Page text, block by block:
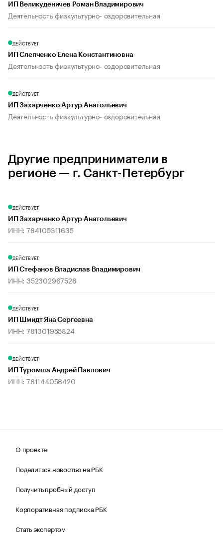
ИП Великуденичев Роман Владимирович
Деятельность физкультурно- оздоровительная
ДЕЙСТВУЕТ
ИП Слепченко Елена Константиновна
Деятельность физкультурно- оздоровительная
ДЕЙСТВУЕТ
ИП Захарченко Артур Анатольевич
Деятельность физкультурно- оздоровительная
Другие предприниматели в
регионе — г. Санкт-Петербург
ДЕЙСТВУЕТ
ИП Захарченко Артур Анатольевич
ИНН: 784105311635
ДЕЙСТВУЕТ
ИП Стефанов Владислав Владимирович
ИНН: 352302967528
ДЕЙСТВУЕТ
ИП Шмидт Яна Сергеевна
ИНН: 781301955824
ДЕЙСТВУЕТ
ИП Туромша Андрей Павлович
ИНН: 781144058420
О проекте
Поделиться новостью на РБК
Получить пробный доступ
Корпоративная подписка РБК
Стать экспертом